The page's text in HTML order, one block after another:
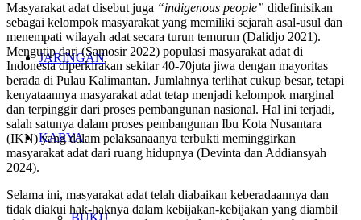
JARINGAN
KARYA
BUKU
Masyarakat adat disebut juga “indigenous people” didefinisikan
sebagai kelompok masyarakat yang memiliki sejarah asal-usul dan
menempati wilayah adat secara turun temurun (Dalidjo 2021).
Mengutip dari (Samosir 2022) populasi masyarakat adat di
Indonesia diperkirakan sekitar 40-70juta jiwa dengan mayoritas
berada di Pulau Kalimantan. Jumlahnya terlihat cukup besar, tetapi
kenyataannya masyarakat adat tetap menjadi kelompok marginal
dan terpinggir dari proses pembangunan nasional. Hal ini terjadi,
salah satunya dalam proses pembangunan Ibu Kota Nusantara
(IKN) yang dalam pelaksanaanya terbukti meminggirkan
masyarakat adat dari ruang hidupnya (Devinta dan Addiansyah
2024).
Selama ini, masyarakat adat telah diabaikan keberadaannya dan
tidak diakui hak-haknya dalam kebijakan-kebijakan yang diambil